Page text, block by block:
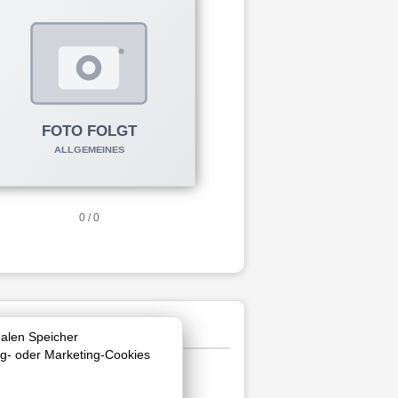
Speicher
oder Marketing-Cookies
0 / 0